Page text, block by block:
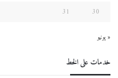
30
31
« يونيو
خدمات على الخط